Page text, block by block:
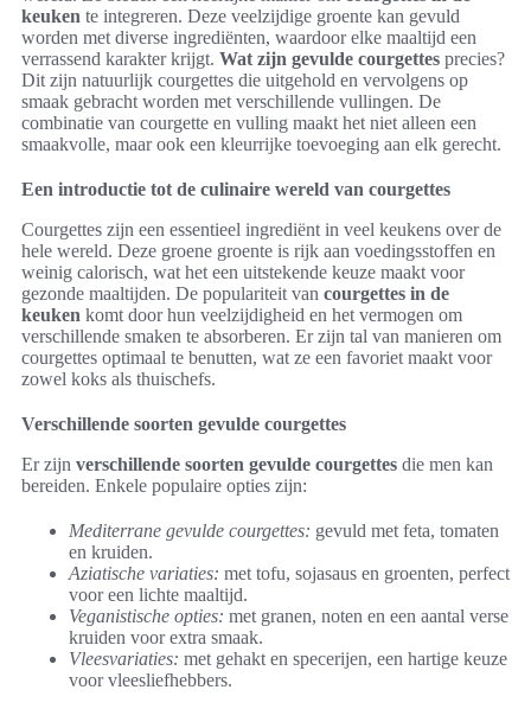
keuken te integreren. Deze veelzijdige groente kan gevuld
worden met diverse ingrediënten, waardoor elke maaltijd een
verrassend karakter krijgt. Wat zijn gevulde courgettes precies?
Dit zijn natuurlijk courgettes die uitgehold en vervolgens op
smaak gebracht worden met verschillende vullingen. De
combinatie van courgette en vulling maakt het niet alleen een
smaakvolle, maar ook een kleurrijke toevoeging aan elk gerecht.
Een introductie tot de culinaire wereld van courgettes
Courgettes zijn een essentieel ingrediënt in veel keukens over de
hele wereld. Deze groene groente is rijk aan voedingsstoffen en
weinig calorisch, wat het een uitstekende keuze maakt voor
gezonde maaltijden. De populariteit van courgettes in de
keuken komt door hun veelzijdigheid en het vermogen om
verschillende smaken te absorberen. Er zijn tal van manieren om
courgettes optimaal te benutten, wat ze een favoriet maakt voor
zowel koks als thuischefs.
Verschillende soorten gevulde courgettes
Er zijn verschillende soorten gevulde courgettes die men kan
bereiden. Enkele populaire opties zijn:
Mediterrane gevulde courgettes: gevuld met feta, tomaten
en kruiden.
Aziatische variaties: met tofu, sojasaus en groenten, perfect
voor een lichte maaltijd.
Veganistische opties: met granen, noten en een aantal verse
kruiden voor extra smaak.
Vleesvariaties: met gehakt en specerijen, een hartige keuze
voor vleesliefhebbers.